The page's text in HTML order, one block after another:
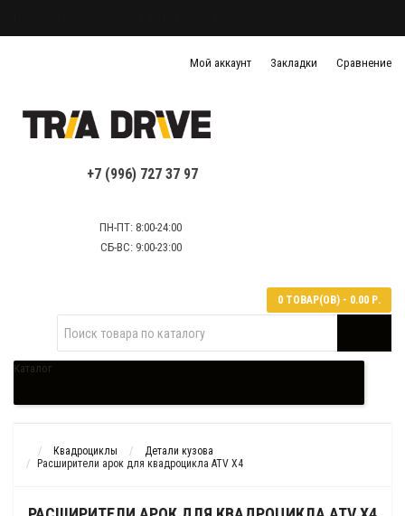
Мой аккаунт Закладки Сравнение
+7 (996) 727 37 97
ПН-ПТ: 8:00-24:00
СБ-ВС: 9:00-23:00
0 ТОВАР(ОВ) - 0.00 Р.
Каталог
Квадроциклы
Детали кузова
Расширители арок для квадроцикла ATV X4